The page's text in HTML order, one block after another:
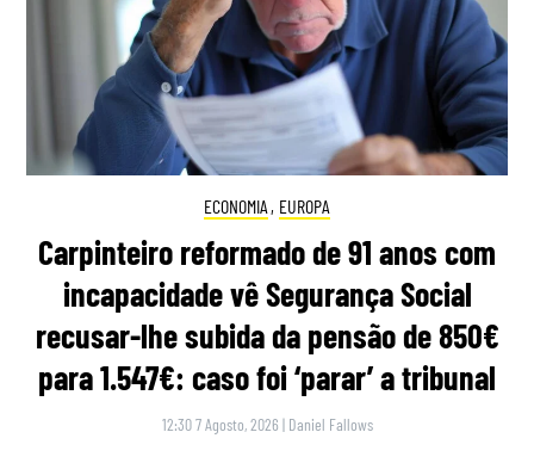
ECONOMIA , EUROPA
Carpinteiro reformado de 91 anos com
incapacidade vê Segurança Social
recusar-lhe subida da pensão de 850€
para 1.547€: caso foi ‘parar’ a tribunal
12:30 7 Agosto, 2026 | Daniel Fallows